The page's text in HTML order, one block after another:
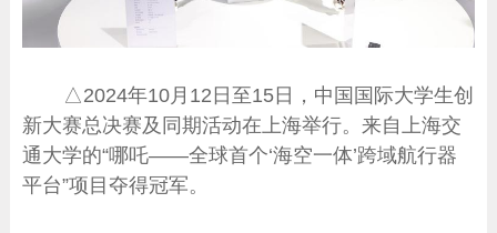
△2024年10月12日至15日，中国国际大学生创
新大赛总决赛及同期活动在上海举行。来自上海交
通大学的“哪吒——全球首个‘海空一体’跨域航行器
平台”项目夺得冠军。